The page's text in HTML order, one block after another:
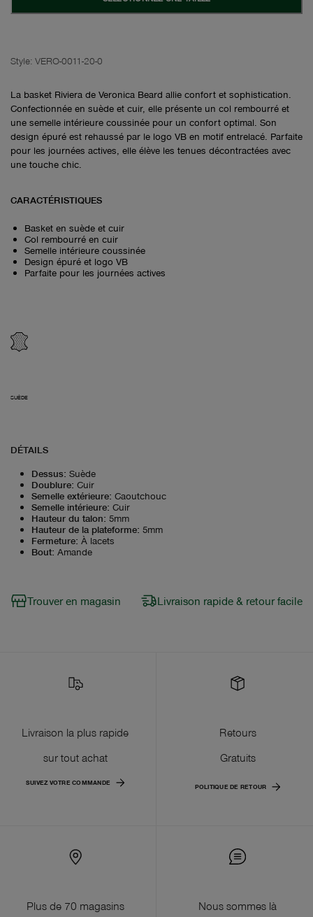
Style: VERO-0011-20-0
La basket Riviera de Veronica Beard allie confort et sophistication.
Confectionnée en suède et cuir, elle présente un col rembourré et
une semelle intérieure coussinée pour un confort optimal. Son
design épuré est rehaussé par le logo VB en motif entrelacé. Parfaite
pour les journées actives, elle élève les tenues décontractées avec
une touche chic.
CARACTÉRISTIQUES
Basket en suède et cuir
Col rembourré en cuir
Semelle intérieure coussinée
Design épuré et logo VB
Parfaite pour les journées actives
SUÈDE
DÉTAILS
Dessus: Suède
Doublure: Cuir
Semelle extérieure: Caoutchouc
Semelle intérieure: Cuir
Hauteur du talon: 5mm
Hauteur de la plateforme: 5mm
Fermeture: À lacets
Bout: Amande
Trouver en magasin Livraison rapide & retour facile
Livraison la plus rapide
sur tout achat
SUIVEZ VOTRE COMMANDE
Retours
Gratuits
POLITIQUE DE RETOUR
Plus de 70 magasins
Nous sommes là